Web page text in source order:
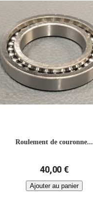
Roulement de couronne...
40,00 €
Ajouter au panier